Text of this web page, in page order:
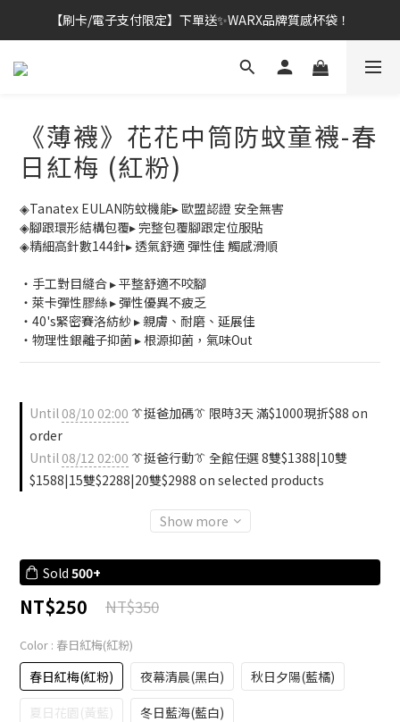
👔挺爸行動：全館襪款【最低$149起】✨立即下單！
【刷卡/電子支付限定】下單送✨WARX品牌質感杯袋！
👔挺爸行動：全館襪款【最低$149起】✨立即下單！
《薄襪》花花中筒防蚊童襪-春
日紅梅 (紅粉)
◈Tanatex EULAN防蚊機能▸ 歐盟認證 安全無害
◈腳跟環形結構包覆▸ 完整包覆腳跟定位服貼
◈精細高針數144針▸ 透氣舒適 彈性佳 觸感滑順
・手工對目縫合 ▸ 平整舒適不咬腳
・萊卡彈性膠絲 ▸ 彈性優異不疲乏
・40's緊密賽洛紡紗 ▸ 親膚、耐磨、延展佳
・物理性銀離子抑菌 ▸ 根源抑菌，氣味Out
Until08/10 02:00 👔挺爸加碼👔 限時3天 滿$1000現折$88 on
order
Until08/12 02:00 👔挺爸行動👔 全館任選 8雙$1388|10雙
$1588|15雙$2288|20雙$2988 on selected products
Show more
Sold 500+
NT$250 NT$350
Color : 春日紅梅(紅粉)
春日紅梅(紅粉) 夜幕清晨(黑白)
秋日夕陽(藍橘)
夏日花園(黃藍)
冬日藍海(藍白)